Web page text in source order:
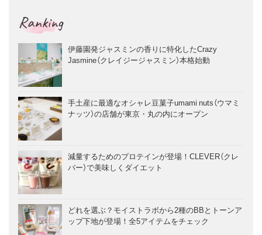
Ranking
伊藤園発ジャスミンの香りに特化したCrazy
Jasmine（クレイジージャスミン）本格始動
手土産に最適なオシャレ豆菓子umami nuts（ウマミ
ナッツ）の店舗が東京・丸の内にオープン
減量するためのプロテインが登場！CLEVER（クレ
バー）で美味しくダイエット
どれを選ぶ？モイストラボから2種のBBとトーンア
ップ下地が登場！全5アイテムをチェック